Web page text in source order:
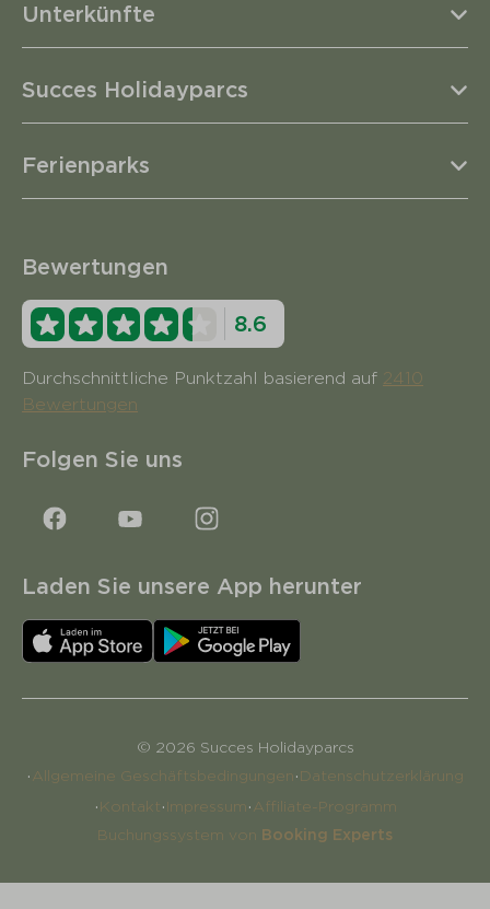
Unterkünfte
Succes Holidayparcs
Ferienparks
Bewertungen
8.6
Durchschnittliche Punktzahl basierend auf 2410
Bewertungen
Folgen Sie uns
Laden Sie unsere App herunter
© 2026 Succes Holidayparcs
·Allgemeine Geschäftsbedingungen·Datenschutzerklärung
·Kontakt ·Impressum·Affiliate-Programm
Buchungssystem von Booking Experts